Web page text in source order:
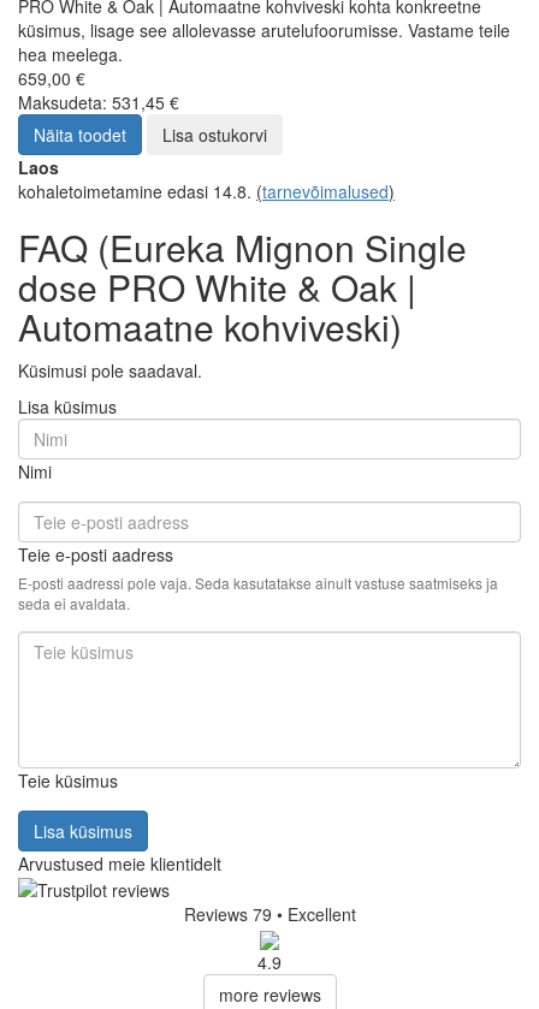
PRO White & Oak | Automaatne kohviveski kohta konkreetne
küsimus, lisage see allolevasse arutelufoorumisse. Vastame teile
hea meelega.
659,00 €
Maksudeta: 531,45 €
Näita toodet
Lisa ostukorvi
Laos
kohaletoimetamine edasi 14.8. (tarnevõimalused)
FAQ (Eureka Mignon Single
dose PRO White & Oak |
Automaatne kohviveski)
Küsimusi pole saadaval.
Lisa küsimus
Nimi
Teie e-posti aadress
E-posti aadressi pole vaja. Seda kasutatakse ainult vastuse saatmiseks ja
seda ei avaldata.
Teie küsimus
Lisa küsimus
Arvustused meie klientidelt
Reviews 79 • Excellent
4.9
more reviews